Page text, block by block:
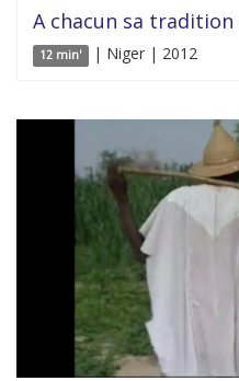
A chacun sa tradition
12 min' | Niger | 2012